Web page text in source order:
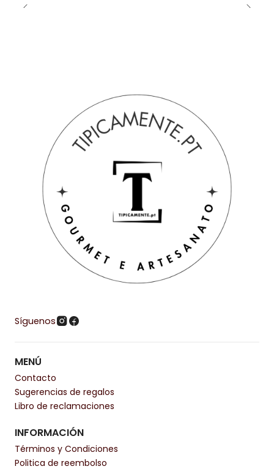
Síguenos
MENÚ
Contacto
Sugerencias de regalos
Libro de reclamaciones
INFORMACIÓN
Términos y Condiciones
Politica de reembolso